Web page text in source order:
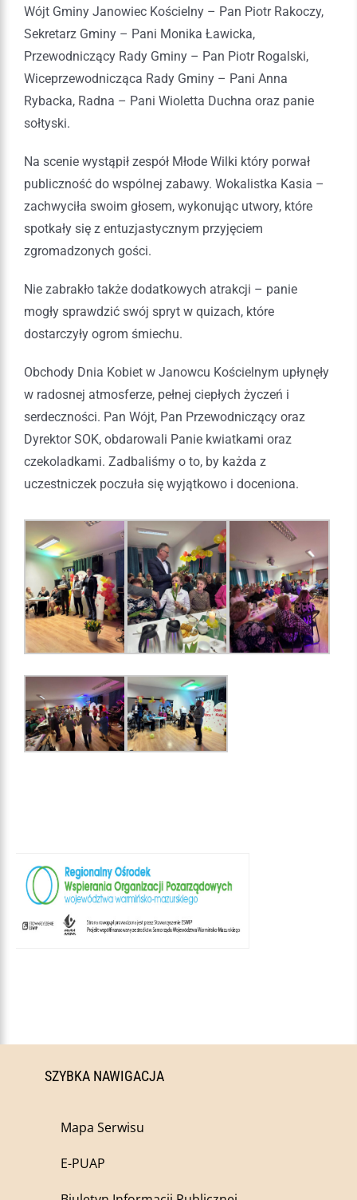
Wójt Gminy Janowiec Kościelny – Pan Piotr Rakoczy,
Sekretarz Gminy – Pani Monika Ławicka,
Przewodniczący Rady Gminy – Pan Piotr Rogalski,
Wiceprzewodnicząca Rady Gminy – Pani Anna
Rybacka, Radna – Pani Wioletta Duchna oraz panie
sołtyski.
Na scenie wystąpił zespół Młode Wilki który porwał
publiczność do wspólnej zabawy. Wokalistka Kasia –
zachwyciła swoim głosem, wykonując utwory, które
spotkały się z entuzjastycznym przyjęciem
zgromadzonych gości.
Nie zabrakło także dodatkowych atrakcji – panie
mogły sprawdzić swój spryt w quizach, które
dostarczyły ogrom śmiechu.
Obchody Dnia Kobiet w Janowcu Kościelnym upłynęły
w radosnej atmosferze, pełnej ciepłych życzeń i
serdeczności. Pan Wójt, Pan Przewodniczący oraz
Dyrektor SOK, obdarowali Panie kwiatkami oraz
czekoladkami. Zadbaliśmy o to, by każda z
uczestniczek poczuła się wyjątkowo i doceniona.
SZYBKA NAWIGACJA
Mapa Serwisu
E-PUAP